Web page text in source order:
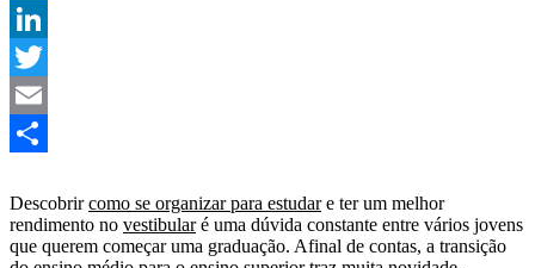
WhatsApp
LinkedIn
Twitter
Email
Descobrircomo se organizar para estudare ter um melhor
rendimento no vestibularé uma dúvida constante entre vários jovens
que querem começar uma graduação. Afinal de contas, a transição